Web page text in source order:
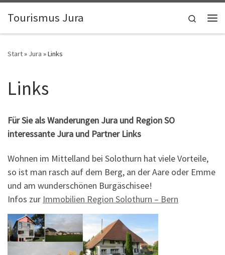
Zum Inhalt springen
Tourismus Jura
Search
Start» Jura »Links
Links
Für Sie als Wanderungen Jura und Region SO
interessante Jura und Partner Links
Wohnen im Mittelland bei Solothurn hat viele Vorteile,
so ist man rasch auf dem Berg, an der Aare oder Emme
und am wunderschönen Burgäschisee!
Infos zur Immobilien Region Solothurn – Bern